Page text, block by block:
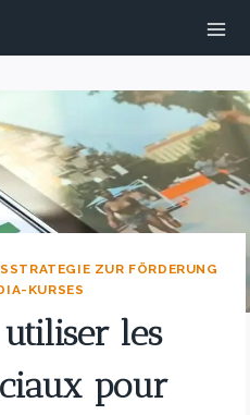
ZUR FÖRDERUNG
KURSES
les
pour